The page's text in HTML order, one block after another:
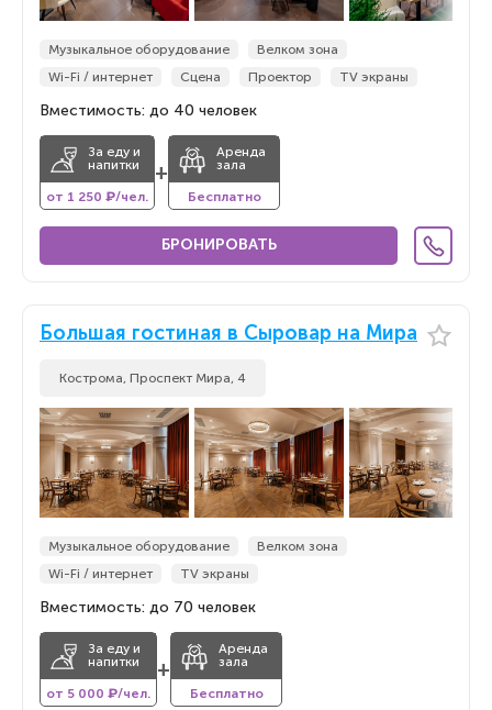
Музыкальное оборудование
Велком зона
Wi-Fi / интернет
Сцена Проектор TV экраны
Вместимость: до 40 человек
За еду и
напитки
от 1 250 ₽/чел.
+
Аренда
зала
Бесплатно
БРОНИРОВАТЬ
Большая гостиная в Сыровар на Мира
Кострома, ​Проспект Мира, 4
Музыкальное оборудование
Велком зона
Wi-Fi / интернет
TV экраны
Вместимость: до 70 человек
За еду и
напитки
от 5 000 ₽/чел.
+
Аренда
зала
Бесплатно